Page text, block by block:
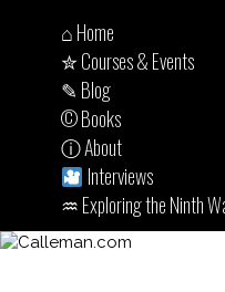
⌂ Home
✮ Courses & Events
✎ Blog
© Books
ⓘ About
Interviews
♒︎ Exploring the Ninth